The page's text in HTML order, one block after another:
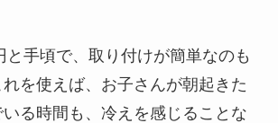
と手頃で、取り付けが簡単なのも
を使えば、お子さんが朝起きた
る時間も、冷えを感じることな